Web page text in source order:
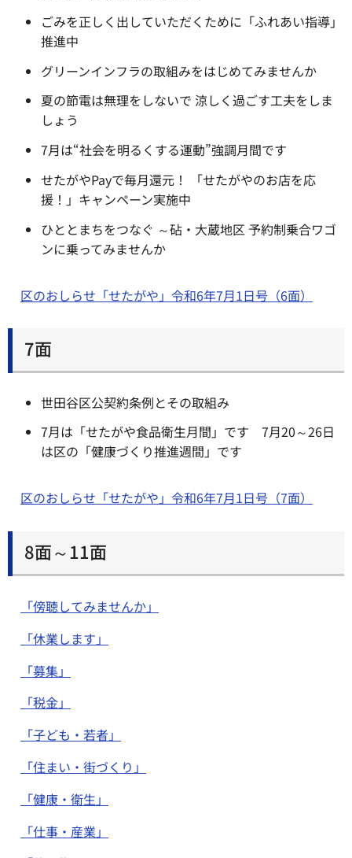
ごみを正しく出していただくために「ふれあい指導」
推進中
グリーンインフラの取組みをはじめてみませんか
夏の節電は無理をしないで 涼しく過ごす工夫をしま
しょう
7月は“社会を明るくする運動”強調月間です
せたがやPayで毎月還元！ 「せたがやのお店を応
援！」キャンペーン実施中
ひととまちをつなぐ ～砧・大蔵地区 予約制乗合ワゴ
ンに乗ってみませんか
区のおしらせ「せたがや」令和6年7月1日号（6面）
7面
世田谷区公契約条例とその取組み
7月は「せたがや食品衛生月間」です 7月20～26日
は区の「健康づくり推進週間」です
区のおしらせ「せたがや」令和6年7月1日号（7面）
8面～11面
「傍聴してみませんか」
「休業します」
「募集」
「税金」
「子ども・若者」
「住まい・街づくり」
「健康・衛生」
「仕事・産業」